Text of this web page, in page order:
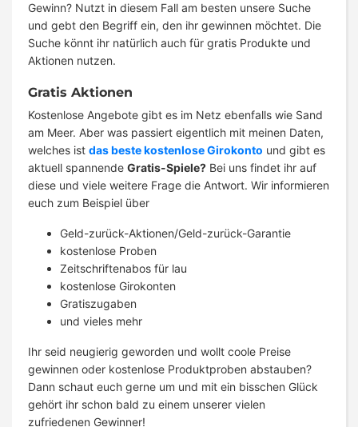
Gewinn? Nutzt in diesem Fall am besten unsere Suche
und gebt den Begriff ein, den ihr gewinnen möchtet. Die
Suche könnt ihr natürlich auch für gratis Produkte und
Aktionen nutzen.
Gratis Aktionen
Kostenlose Angebote gibt es im Netz ebenfalls wie Sand
am Meer. Aber was passiert eigentlich mit meinen Daten,
welches ist das beste kostenlose Girokonto und gibt es
aktuell spannende Gratis-Spiele? Bei uns findet ihr auf
diese und viele weitere Frage die Antwort. Wir informieren
euch zum Beispiel über
Geld-zurück-Aktionen/Geld-zurück-Garantie
kostenlose Proben
Zeitschriftenabos für lau
kostenlose Girokonten
Gratiszugaben
und vieles mehr
Ihr seid neugierig geworden und wollt coole Preise
gewinnen oder kostenlose Produktproben abstauben?
Dann schaut euch gerne um und mit ein bisschen Glück
gehört ihr schon bald zu einem unserer vielen
zufriedenen Gewinner!